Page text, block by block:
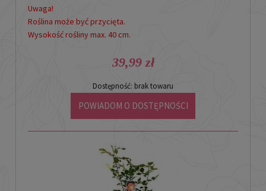
Uwaga!
Roślina może być przycięta.
Wysokość rośliny max. 40 cm.
39,99 zł
Dostępność: brak towaru
POWIADOM O DOSTĘPNOŚCI